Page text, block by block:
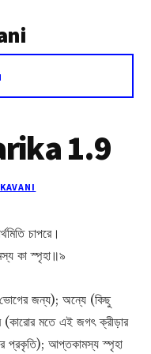
1.9
চাপরে।
কা স্পৃহা॥৯
ভোগের জন্য); অন্যে (কিছু
(কারোর মতে এই জগৎ ক্রীড়ার
প্রকৃতি); আপ্তকামস্য স্পৃহা